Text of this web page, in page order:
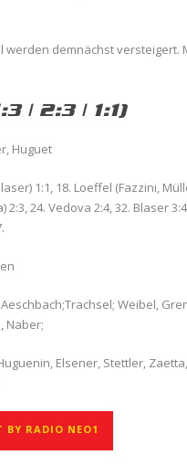
werden demnächst versteigert.
| 2:3 | 1:1)
Huguet
1:1, 18. Loeffel (Fazzini,
24. Vedova 2:4, 32. Blaser
Weibel,
Naber;
Elsener, Stettler,
BY RADIO NEO1